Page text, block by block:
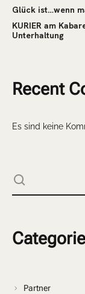
Glück ist…wenn
KURIER am
Unterhaltung
Recent
Es sind keine
Partner